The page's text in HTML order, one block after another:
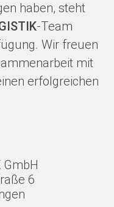
haben, steht
-Team
Wir freuen
mit
erfolgreichen
GmbH
6